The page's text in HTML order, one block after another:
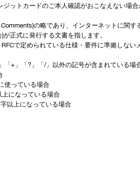
ットカードのご本人確認がおこなえない場合
Comments)の略であり、インターネットに関
正式に発行する文書を指します。
で定められている仕様・要件に準拠しない
「+」「?」「/」以外の記号が含まれている場
使っている場合
上になっている場合
以上になっている場合